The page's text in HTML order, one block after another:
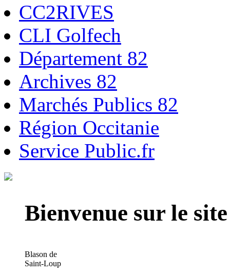
CC2RIVES
CLI Golfech
Département 82
Archives 82
Marchés Publics 82
Région Occitanie
Service Public.fr
Bienvenue sur le
Blason de
Saint-Loup